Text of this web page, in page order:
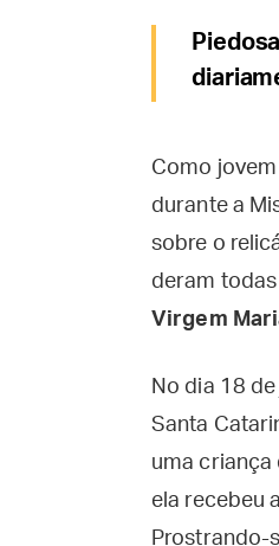
Como
durante a
sobre o
deram
Virgem
No dia 18
Santa
uma criança
ela recebeu
Prostrando-